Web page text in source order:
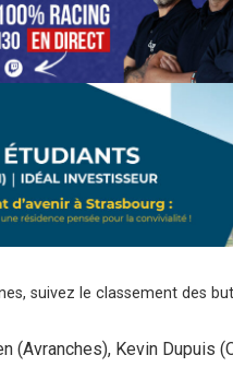
suivez le classement des
(Avranches), Kevin Dupuis